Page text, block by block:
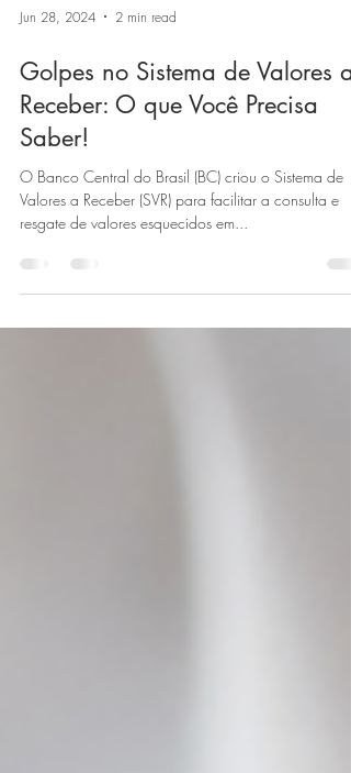
Jun 28, 2024 2 min read
Golpes no Sistema de Valores a
Receber: O que Você Precisa
Saber!
O Banco Central do Brasil (BC) criou o Sistema de
resgate de valores esquecidos em...